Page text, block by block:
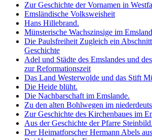
Zur Geschichte der Vornamen in
Emsländische Volksweisheit
Hans Hillebrand.
Münsterische Wachszinsige im
Die Paulsfreiheit Zugleich ein
Geschichte
Adel und Städte des Emslandes und
zur Reformationszeit
Das Land Westerwolde und das Stift
Die Heide blüht.
Die Nachbarschaft im Emslande.
Zu den alten Bohlwegen im
Zur Geschichte des Kirchenbaues im
Aus der Geschichte der Pfarre Steinbild.
Der Heimatforscher Hermann Abels